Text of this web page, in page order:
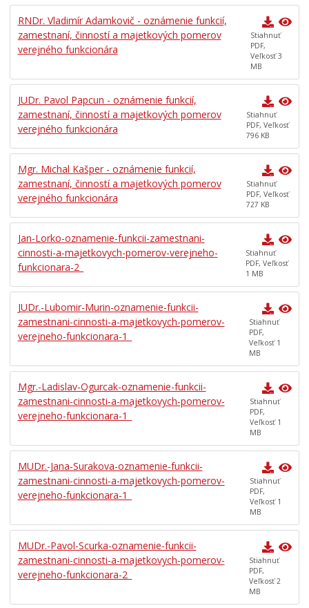
RNDr. Vladimír Adamkovič - oznámenie funkcií,
zamestnaní, činností a majetkových pomerov
verejného funkcionára
Stiahnuť
PDF,
Veľkosť 3
MB
JUDr. Pavol Papcun - oznámenie funkcií,
zamestnaní, činností a majetkových pomerov
verejného funkcionára
Stiahnuť
PDF, Veľkosť
796 KB
Mgr. Michal Kašper - oznámenie funkcií,
zamestnaní, činností a majetkových pomerov
verejného funkcionára
Stiahnuť
PDF, Veľkosť
727 KB
Jan-Lorko-oznamenie-funkcii-zamestnani-
cinnosti-a-majetkovych-pomerov-verejneho-
funkcionara-2_
Stiahnuť
PDF, Veľkosť
1 MB
JUDr.-Lubomir-Murin-oznamenie-funkcii-
zamestnani-cinnosti-a-majetkovych-pomerov-
verejneho-funkcionara-1_
Stiahnuť
PDF,
Veľkosť 1
MB
Mgr.-Ladislav-Ogurcak-oznamenie-funkcii-
zamestnani-cinnosti-a-majetkovych-pomerov-
verejneho-funkcionara-1_
Stiahnuť
PDF,
Veľkosť 1
MB
MUDr.-Jana-Surakova-oznamenie-funkcii-
zamestnani-cinnosti-a-majetkovych-pomerov-
verejneho-funkcionara-1_
Stiahnuť
PDF,
Veľkosť 1
MB
MUDr.-Pavol-Scurka-oznamenie-funkcii-
zamestnani-cinnosti-a-majetkovych-pomerov-
verejneho-funkcionara-2_
Stiahnuť
PDF,
Veľkosť 2
MB